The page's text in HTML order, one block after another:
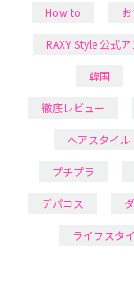
How to
RAXY Style 公式
韓国
徹底レビュー
ヘアスタイル
プチプラ
デパコス
ライフスタ